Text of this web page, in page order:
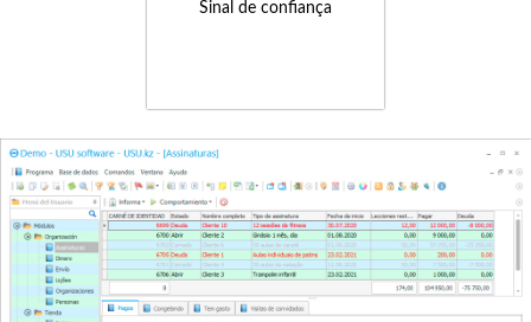
Sinal de confiança